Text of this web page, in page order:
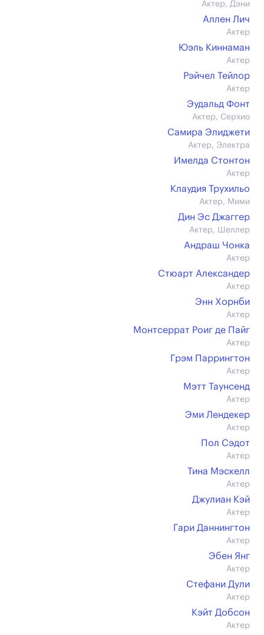
Актер, Дэни
Аллен Лич
Актер
Юэль Киннаман
Актер
Рэйчел Тейлор
Актер
Эудальд Фонт
Актер, Серхио
Самира Элиджети
Актер, Электра
Имелда Стонтон
Актер
Клаудия Трухильо
Актер, Мими
Дин Эс Джаггер
Актер, Шеллер
Андраш Чонка
Актер
Стюарт Александер
Актер
Энн Хорнби
Актер
Монтсеррат Роиг де Пайг
Актер
Грэм Паррингтон
Актер
Мэтт Таунсенд
Актер
Эми Лендекер
Актер
Пол Сэдот
Актер
Тина Мэскелл
Актер
Джулиан Кэй
Актер
Гари Даннингтон
Актер
Эбен Янг
Актер
Стефани Дули
Актер
Кэйт Добсон
Актер